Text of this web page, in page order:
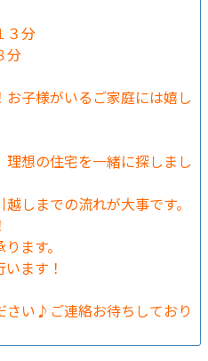
３分
分
子様がいるご家庭には嬉し
想の住宅を一緒に探しまし
しまでの流れが大事です。
ます。
ます！
さい♪ご連絡お待ちしており